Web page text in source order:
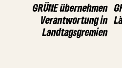
GRÜNE übernehmen
Verantwortung in
Landtagsgremien